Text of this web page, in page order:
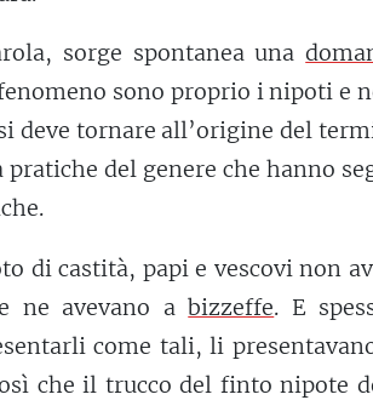
sorge spontanea una
sono proprio i nipoti e
deve tornare all’origine del
del genere che hanno
di castità, papi e vescovi non
ne avevano abizzeffe. E
come tali, li
che il trucco del finto nipote